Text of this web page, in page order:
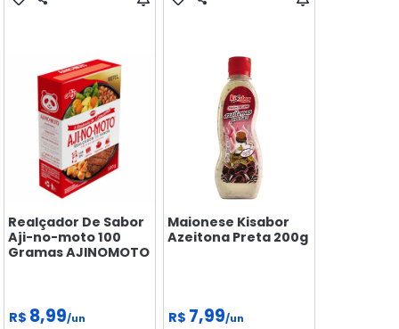
Realçador De Sabor
Aji-no-moto 100
Gramas AJINOMOTO
R$ 8,99/un
Maionese Kisabor
Azeitona Preta 200g
R$ 7,99/un